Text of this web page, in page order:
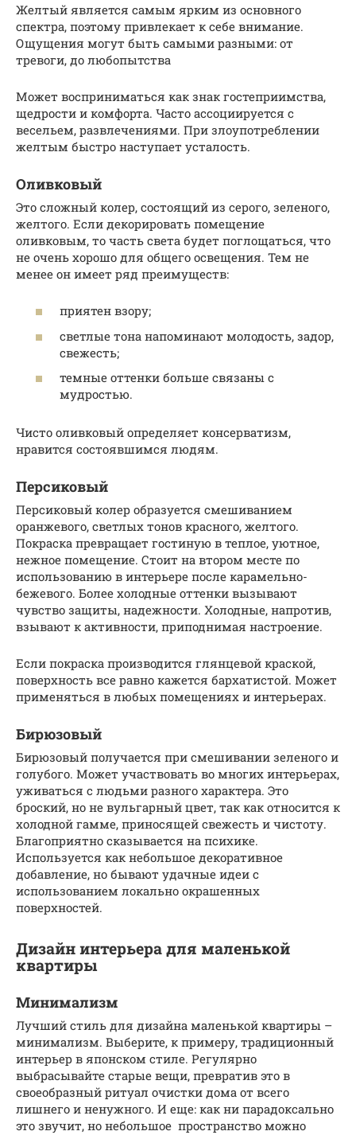
Желтый является самым ярким из основного
спектра, поэтому привлекает к себе внимание.
Ощущения могут быть самыми разными: от
тревоги, до любопытства
Может восприниматься как знак гостеприимства,
щедрости и комфорта. Часто ассоциируется с
весельем, развлечениями. При злоупотреблении
желтым быстро наступает усталость.
Оливковый
Это сложный колер, состоящий из серого, зеленого,
желтого. Если декорировать помещение
оливковым, то часть света будет поглощаться, что
не очень хорошо для общего освещения. Тем не
менее он имеет ряд преимуществ:
приятен взору;
светлые тона напоминают молодость, задор,
свежесть;
темные оттенки больше связаны с
мудростью.
Чисто оливковый определяет консерватизм,
нравится состоявшимся людям.
Персиковый
Персиковый колер образуется смешиванием
оранжевого, светлых тонов красного, желтого.
Покраска превращает гостиную в теплое, уютное,
нежное помещение. Стоит на втором месте по
использованию в интерьере после карамельно-
бежевого. Более холодные оттенки вызывают
чувство защиты, надежности. Холодные, напротив,
взывают к активности, приподнимая настроение.
Если покраска производится глянцевой краской,
поверхность все равно кажется бархатистой. Может
применяться в любых помещениях и интерьерах.
Бирюзовый
Бирюзовый получается при смешивании зеленого и
голубого. Может участвовать во многих интерьерах,
уживаться с людьми разного характера. Это
броский, но не вульгарный цвет, так как относится к
холодной гамме, приносящей свежесть и чистоту.
Благоприятно сказывается на психике.
Используется как небольшое декоративное
добавление, но бывают удачные идеи с
использованием локально окрашенных
поверхностей.
Дизайн интерьера для маленькой
квартиры
Минимализм
Лучший стиль для дизайна маленькой квартиры –
минимализм. Выберите, к примеру, традиционный
интерьер в японском стиле. Регулярно
выбрасывайте старые вещи, превратив это в
своеобразный ритуал очистки дома от всего
лишнего и ненужного. И еще: как ни парадоксально
это звучит, но небольшое пространство можно